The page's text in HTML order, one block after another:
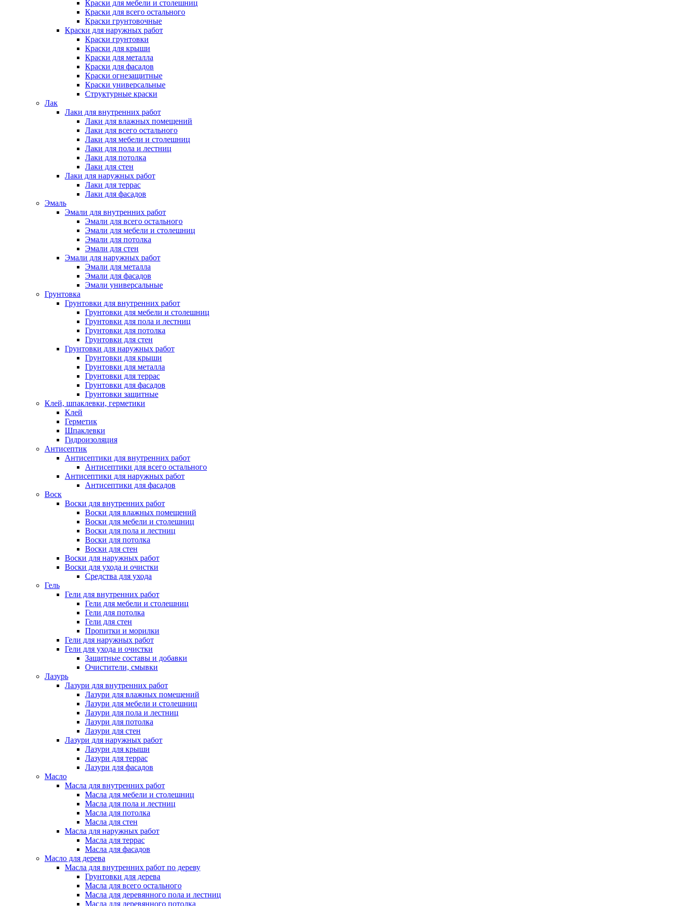
Краски для мебели и столешниц
Краски для всего остального
Краски грунтовочные
Краски для наружных работ
Краски грунтовки
Краски для крыши
Краски для металла
Краски для фасадов
Краски огнезащитные
Краски универсальные
Структурные краски
Лак
Лаки для внутренних работ
Лаки для влажных помещений
Лаки для всего остального
Лаки для мебели и столешниц
Лаки для пола и лестниц
Лаки для потолка
Лаки для стен
Лаки для наружных работ
Лаки для террас
Лаки для фасадов
Эмаль
Эмали для внутренних работ
Эмали для всего остального
Эмали для мебели и столешниц
Эмали для потолка
Эмали для стен
Эмали для наружных работ
Эмали для металла
Эмали для фасадов
Эмали универсальные
Грунтовка
Грунтовки для внутренних работ
Грунтовки для мебели и столешниц
Грунтовки для пола и лестниц
Грунтовки для потолка
Грунтовки для стен
Грунтовки для наружных работ
Грунтовки для крыши
Грунтовки для металла
Грунтовки для террас
Грунтовки для фасадов
Грунтовки защитные
Клей, шпаклевки, герметики
Клей
Герметик
Шпаклевки
Гидроизоляция
Антисептик
Антисептики для внутренних работ
Антисептики для всего остального
Антисептики для наружных работ
Антисептики для фасадов
Воск
Воски для внутренних работ
Воски для влажных помещений
Воски для мебели и столешниц
Воски для пола и лестниц
Воски для потолка
Воски для стен
Воски для наружных работ
Воски для ухода и очистки
Средства для ухода
Гель
Гели для внутренних работ
Гели для мебели и столешниц
Гели для потолка
Гели для стен
Пропитки и морилки
Гели для наружных работ
Гели для ухода и очистки
Защитные составы и добавки
Очистители, смывки
Лазурь
Лазури для внутренних работ
Лазури для влажных помещений
Лазури для мебели и столешниц
Лазури для пола и лестниц
Лазури для потолка
Лазури для стен
Лазури для наружных работ
Лазури для крыши
Лазури для террас
Лазури для фасадов
Масло
Масла для внутренних работ
Масла для мебели и столешниц
Масла для пола и лестниц
Масла для потолка
Масла для стен
Масла для наружных работ
Масла для террас
Масла для фасадов
Масло для дерева
Масла для внутренних работ по дереву
Грунтовки для дерева
Масла для всего остального
Масла для деревянного пола и лестниц
Масла для деревянного потолка